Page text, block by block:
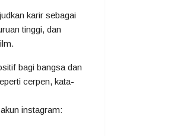
karir sebagai
tinggi, dan
bagi bangsa dan
cerpen, kata-
instagram: